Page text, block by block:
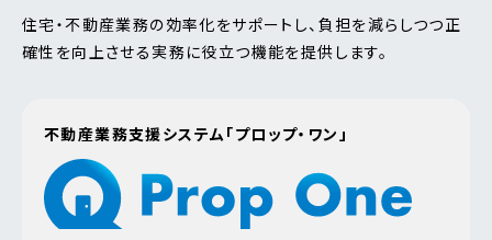
住宅・不動産業務の効率化をサポートし、負担を減らしつつ正
確性を向上させる実務に役立つ機能を提供します。
不動産業務支援システム「プロップ・ワン」